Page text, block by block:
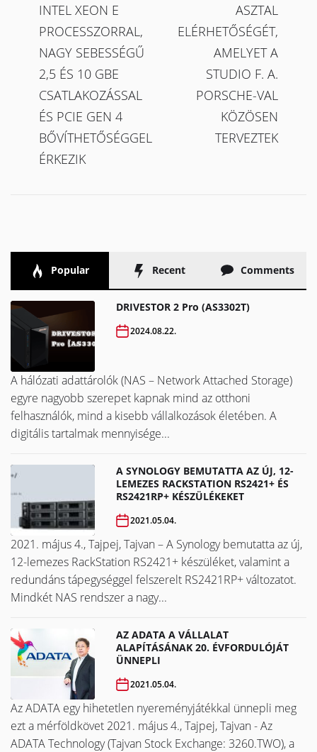
INTEL XEON E
PROCESSZORRAL,
NAGY SEBESSÉGŰ
2,5 ÉS 10 GBE
CSATLAKOZÁSSAL
ÉS PCIE GEN 4
BŐVÍTHETŐSÉGGEL
ÉRKEZIK
ASZTAL
ELÉRHETŐSÉGÉT,
AMELYET A
STUDIO F. A.
PORSCHE-VAL
KÖZÖSEN
TERVEZTEK
Popular Recent Comments
DRIVESTOR 2 Pro (AS3302T)
2024.08.22.
A hálózati adattárolók (NAS – Network Attached Storage)
egyre nagyobb szerepet kapnak mind az otthoni
felhasználók, mind a kisebb vállalkozások életében. A
digitális tartalmak mennyisége...
A SYNOLOGY BEMUTATTA AZ ÚJ, 12-
LEMEZES RACKSTATION RS2421+ ÉS
RS2421RP+ KÉSZÜLÉKEKET
2021.05.04.
2021. május 4., Tajpej, Tajvan – A Synology bemutatta az új,
12-lemezes RackStation RS2421+ készüléket, valamint a
redundáns tápegységgel felszerelt RS2421RP+ változatot.
Mindkét NAS rendszer a nagy...
AZ ADATA A VÁLLALAT
ALAPÍTÁSÁNAK 20. ÉVFORDULÓJÁT
ÜNNEPLI
2021.05.04.
Az ADATA egy hihetetlen nyereményjátékkal ünnepli meg
ezt a mérföldkövet ​​​​​​​2021. május 4., Tajpej, Tajvan - Az
ADATA Technology (Tajvan Stock Exchange: 3260.TWO), a